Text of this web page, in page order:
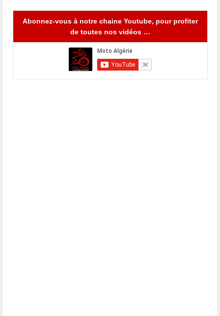
Abonnez-vous à notre chaine Youtube, pour profiter
de toutes nos vidéos …